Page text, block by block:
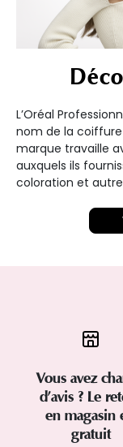
L’Oréal
nom de la
marque travaille
auxquels ils
coloration et
Vous avez
d’avis ? Le
en magasin
gratuit